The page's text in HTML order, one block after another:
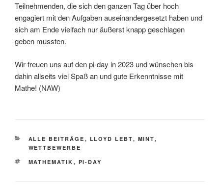
Teilnehmenden, die sich den ganzen Tag über hoch
engagiert mit den Aufgaben auseinandergesetzt haben und
sich am Ende vielfach nur äußerst knapp geschlagen
geben mussten.
Wir freuen uns auf den pi-day in 2023 und wünschen bis
dahin allseits viel Spaß an und gute Erkenntnisse mit
Mathe! (NAW)
KATEGORIEN
ALLE BEITRÄGE , LLOYD LEBT, MINT,
WETTBEWERBE
SCHLAGWÖRTER
MATHEMATIK , PI-DAY